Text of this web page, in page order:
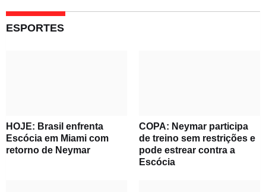
ESPORTES
HOJE: Brasil enfrenta
Escócia em Miami com
retorno de Neymar
COPA: Neymar participa
de treino sem restrições e
pode estrear contra a
Escócia